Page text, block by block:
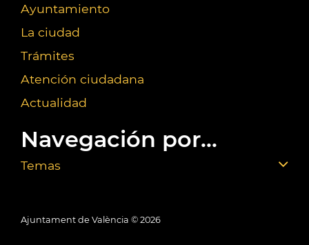
Ayuntamiento
La ciudad
Trámites
Atención ciudadana
Actualidad
Navegación por...
Temas
Ajuntament de València © 2026